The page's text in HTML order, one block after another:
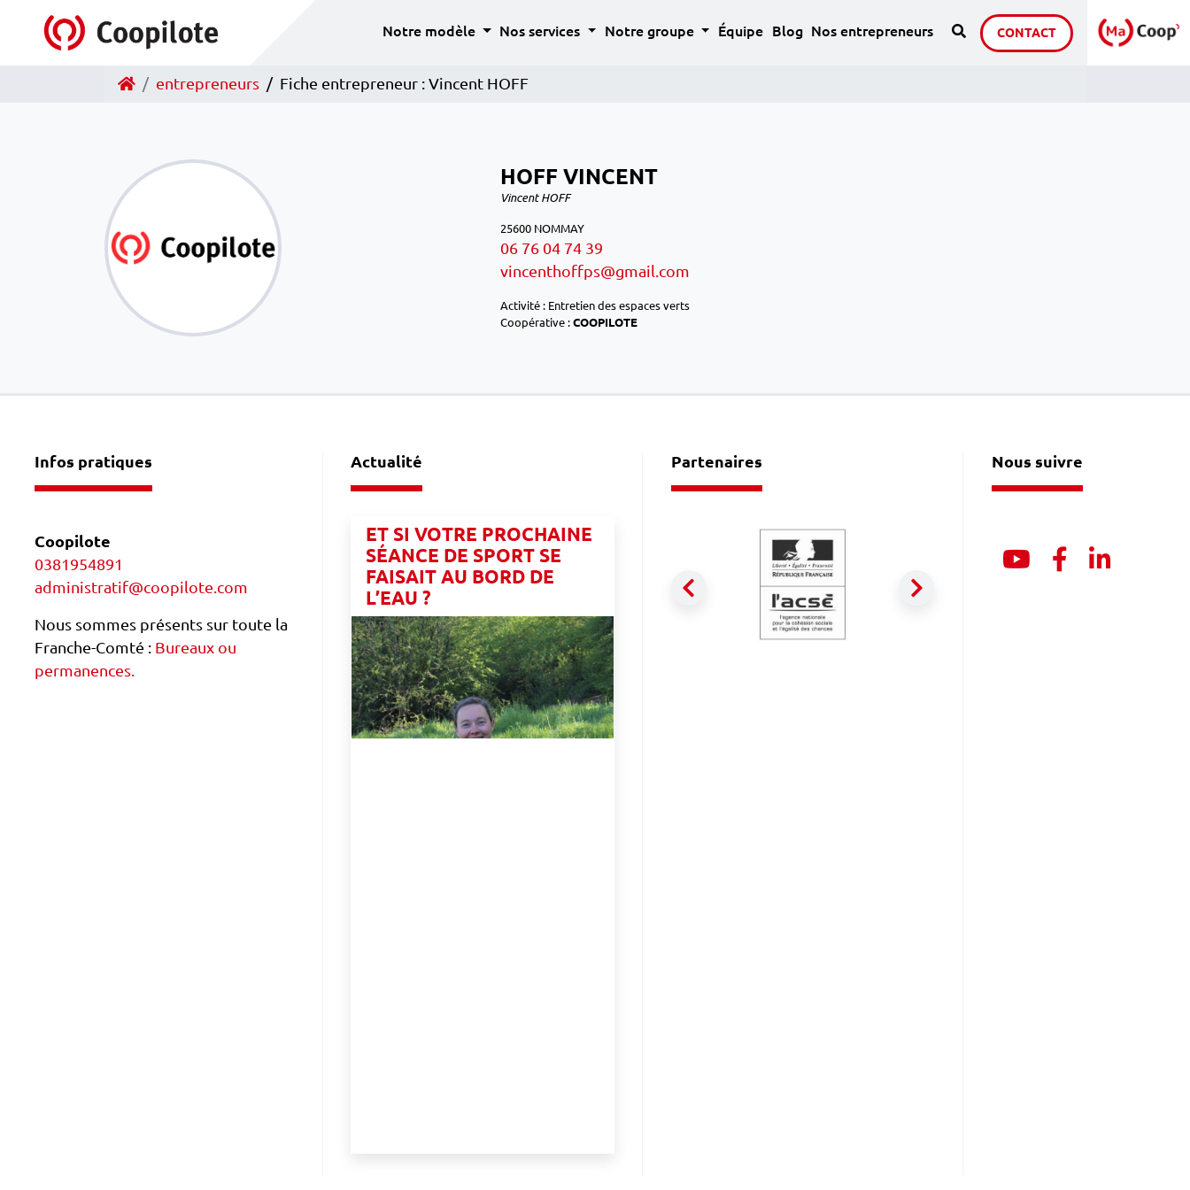
Accéder au contenu Notre modèle Nos services Notre groupe Découvrir les sous page de : Notre groupe
Équipe Blog Nos entrepreneurs Recherche
CONTACT
Accueilentrepreneurs Fiche entrepreneur : Vincent HOFF
HOFF VINCENT
Vincent HOFF
25600 NOMMAY
06 76 04 74 39
vincenthoffps@gmail.com
Activité : Entretien des espaces verts
Coopérative : COOPILOTE
Infos pratiques
Coopilote
0381954891
administratif@coopilote.com
Nous sommes présents sur toute la
Franche-Comté : Bureaux ou
permanences.
Actualité
ET SI VOTRE PROCHAINE
SÉANCE DE SPORT SE
FAISAIT AU BORD DE
L’EAU ?
Partenaires
Précédent Suivant
Nous suivre
YoutubeFacebook
Linkedin